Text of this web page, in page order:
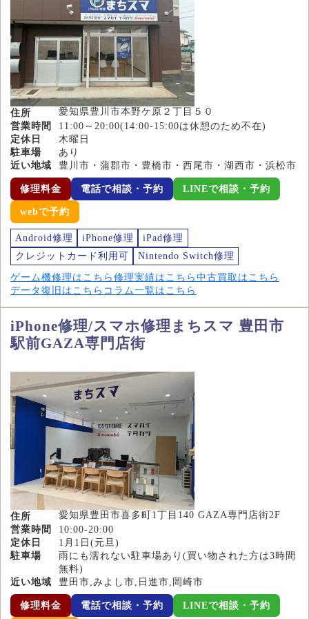
住所
愛知県豊川市本野ケ原２丁目５０
営業時間
11:00～20:00(14:00-15:00は休憩のため不在)
定休日
木曜日
駐車場
あり
近い地域
豊川市・蒲郡市・豊橋市・西尾市・湖西市・浜松市
修理料金 電話で相談・予約 LINEで相談・予約
webで予約
Android修理 iPhone修理
iPad修理
クレジットカード利用可
Nintendo Switch修理
ゲーム機修理はこちら 修理実績はこちら 中古買取はこちら
データ復旧はこちら コラム一覧はこちら
iPhone修理/スマホ修理まちスマ 豊田市
駅前GAZA専門店街
住所
愛知県豊田市喜多町1丁目140 GAZA専門店街2F
営業時間
10:00-20:00
定休日
1月1日(元旦)
駐車場
雨にも濡れない駐車場あり(買い物された方は3時間
無料)
近い地域
豊田市,みよし市,日進市,岡崎市
修理料金 電話で相談・予約 LINEで相談・予約